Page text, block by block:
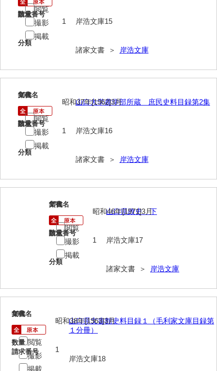
木原家文書
木部家文書
木村家文書（山口市）
清末毛利家文書
口羽家文書
国光家文書
国守家文書
国行家文書
熊谷家文書（山口市）
蔵田家文書
倉橋家文書
請求番号
岸浩文庫15
分類
諸家文書 ＞ 岸浩文庫
数量
1
閲覧
撮影
掲載
16
文書名
山口大学農学部所蔵 庶民史料目録第2集
請求番号
岸浩文庫16
分類
諸家文書 ＞ 岸浩文庫
年代
昭和37年[1962]3月
数量
1
閲覧
撮影
掲載
17
文書名
山口県政史 下
請求番号
岸浩文庫17
分類
諸家文書 ＞ 岸浩文庫
年代
昭和46年[1971]3月
数量
1
閲覧
撮影
掲載
18
文書名
山口県文書館史料目録１（毛利家文庫目録第
１分冊）
請求番号
岸浩文庫18
年代
昭和38年[1963]3月
数量
1
閲覧
撮影
掲載